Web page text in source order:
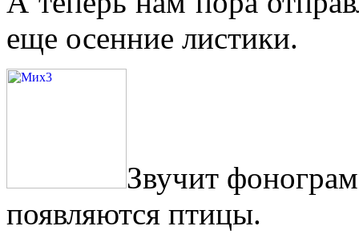
еще осенние листики.
Звучит
появляются птицы.